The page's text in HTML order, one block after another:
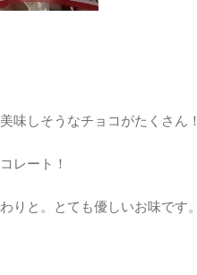
味しそうなチョコがたくさん！
レート！
りと。とても優しいお味です。